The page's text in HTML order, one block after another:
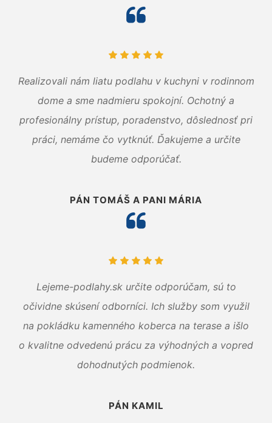
Realizovali nám liatu podlahu v kuchyni v rodinnom
dome a sme nadmieru spokojní. Ochotný a
profesionálny prístup, poradenstvo, dôslednosť pri
práci, nemáme čo vytknúť. Ďakujeme a určite
budeme odporúčať.
PÁN TOMÁŠ A PANI MÁRIA
Lejeme-podlahy.sk určite odporúčam, sú to
očividne skúsení odborníci. Ich služby som využil
na pokládku kamenného koberca na terase a išlo
o kvalitne odvedenú prácu za výhodných a vopred
dohodnutých podmienok.
PÁN KAMIL